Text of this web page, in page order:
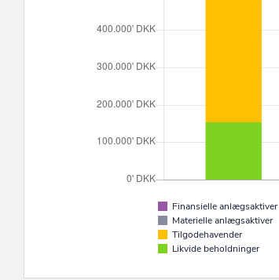
Finansielle anlægsaktiver
Materielle anlægsaktiver
Tilgodehavender
Likvide beholdninger